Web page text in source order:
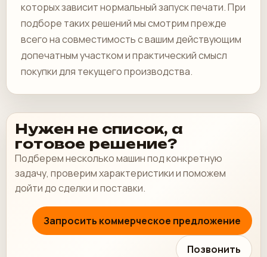
которых зависит нормальный запуск печати. При
подборе таких решений мы смотрим прежде
всего на совместимость с вашим действующим
допечатным участком и практический смысл
покупки для текущего производства.
Нужен не список, а
готовое решение?
Подберем несколько машин под конкретную
задачу, проверим характеристики и поможем
дойти до сделки и поставки.
Запросить коммерческое предложение
Позвонить